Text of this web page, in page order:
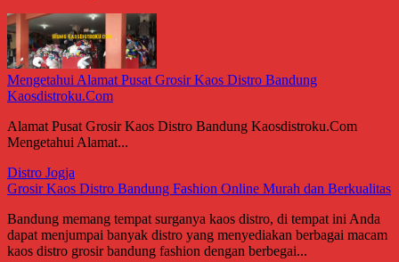
Mengetahui Alamat Pusat Grosir Kaos Distro Bandung
Kaosdistroku.Com
Alamat Pusat Grosir Kaos Distro Bandung Kaosdistroku.Com
Mengetahui Alamat...
Distro Jogja
Grosir Kaos Distro Bandung Fashion Online Murah dan Berkualitas
Bandung memang tempat surganya kaos distro, di tempat ini Anda
dapat menjumpai banyak distro yang menyediakan berbagai macam
kaos distro grosir bandung fashion dengan berbegai...